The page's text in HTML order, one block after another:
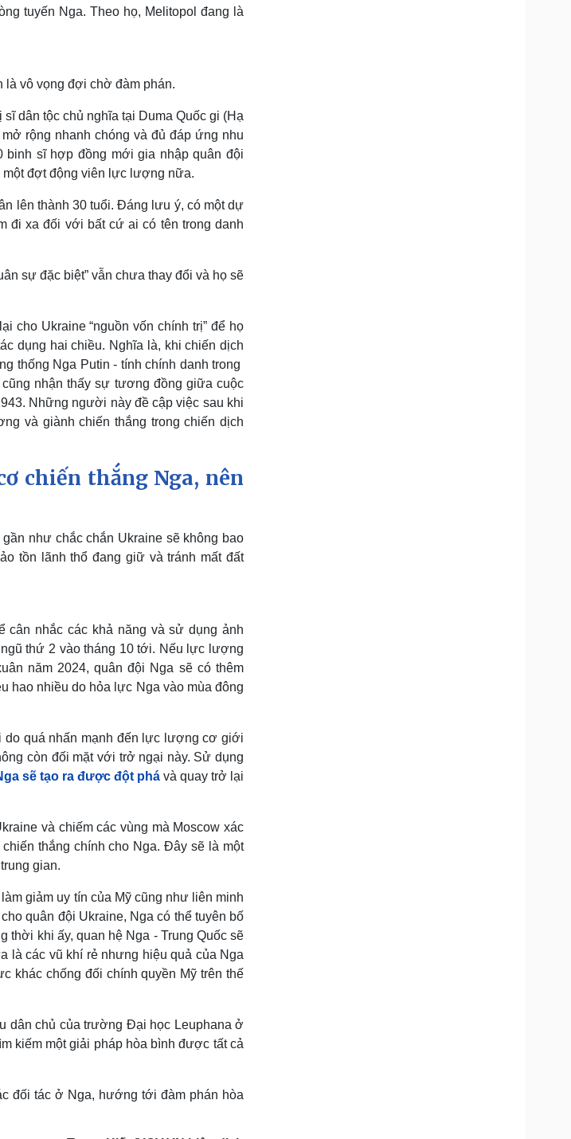
tuyến Nga. Theo họ, Melitopol đang là
là vô vọng đợi chờ đàm phán.
dân tộc chủ nghĩa tại Duma Quốc gi (Hạ
rộng nhanh chóng và đủ đáp ứng nhu
binh sĩ hợp đồng mới gia nhập quân đội
một đợt động viên lực lượng nữa.
lên thành 30 tuổi. Đáng lưu ý, có một dự
đi xa đối với bất cứ ai có tên trong danh
sự đặc biệt” vẫn chưa thay đổi và họ sẽ
cho Ukraine “nguồn vốn chính trị” để họ
dụng hai chiều. Nghĩa là, khi chiến dịch
thống Nga Putin - tính chính danh trong
nhận thấy sự tương đồng giữa cuộc
Những người này đề cập việc sau khi
và giành chiến thắng trong chiến dịch
chiến thắng Nga, nên
như chắc chắn Ukraine sẽ không bao
tồn lãnh thổ đang giữ và tránh mất đất
cân nhắc các khả năng và sử dụng ảnh
thứ 2 vào tháng 10 tới. Nếu lực lượng
năm 2024, quân đội Nga sẽ có thêm
hao nhiều do hỏa lực Nga vào mùa đông
do quá nhấn mạnh đến lực lượng cơ giới
còn đối mặt với trở ngại này. Sử dụng
sẽ tạo ra được đột phá và quay trở lại
và chiếm các vùng mà Moscow xác
thắng chính cho Nga. Đây sẽ là một
gian.
giảm uy tín của Mỹ cũng như liên minh
quân đội Ukraine, Nga có thể tuyên bố
khi ấy, quan hệ Nga - Trung Quốc sẽ
là các vũ khí rẻ nhưng hiệu quả của Nga
khác chống đối chính quyền Mỹ trên thế
dân chủ của trường Đại học Leuphana ở
kiếm một giải pháp hòa bình được tất cả
đối tác ở Nga, hướng tới đàm phán hòa